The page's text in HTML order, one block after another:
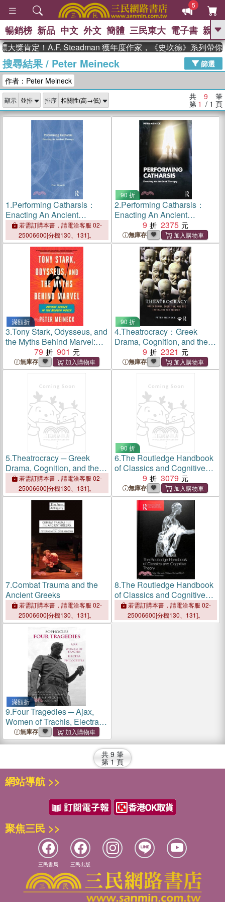
5
GO
熱搜： 高希均教授回憶錄
、 The Odyssey 、 父親節 、 如果歷
獎 臺灣漫遊錄 、 方念華 、 台灣的李
登輝時代
數學女孩：黎曼猜想 、
偉大的迷走神經
暢銷榜 新品 中文 外文 簡體 三民東大 電子書 親子
獎肯定！A.F. Steadman 獲年度作家，《史坎德》系列帶你
搜尋結果/ Peter Meineck
篩選
作者：Peter Meineck
顯示 排序 共 9 筆
第 1 / 1 頁
1.Performing Catharsis：
Enacting An Ancient
Therapy
若需訂購本書，請電洽客服 02-
25006600[分機130、131]。
90 折
2.Performing Catharsis：
Enacting An Ancient
Therapy9 2375
無庫存
滿額折
3.Tony Stark, Odysseus, and
the Myths Behind Marvel:
Ancient Heroes in the
Modern World
79 901
無庫存
90 折
4.Theatrocracy：Greek
Drama, Cognition, and the
Imperative for Theatre
9 2321
無庫存
5.Theatrocracy ─ Greek
Drama, Cognition, and the
Imperative for Theatre
若需訂購本書，請電洽客服 02-
25006600[分機130、131]。
90 折
6.The Routledge Handbook
of Classics and Cognitive
9 3079
無庫存
7.Combat Trauma and the
Ancient Greeks
若需訂購本書，請電洽客服 02-
25006600[分機130、131]。
8.The Routledge Handbook
of Classics and Cognitive
Theory
若需訂購本書，請電洽客服 02-
25006600[分機130、131]。
滿額折
9.Four Tragedies ─ Ajax,
Women of Trachis, Electra,
Philoctetes
無庫存
共 9 筆
第 1 頁
網站導航 >>
聚焦三民 >>
三民書局 三民出版